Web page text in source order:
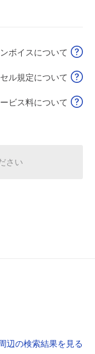
ボイスについて
ル規定について
ビス料について
さい
辺の検索結果を見る